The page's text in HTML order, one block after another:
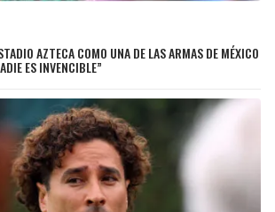
AZTECA COMO UNA DE LAS ARMAS DE MÉXICO
ES INVENCIBLE”